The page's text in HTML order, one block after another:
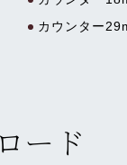
カウンター
ード